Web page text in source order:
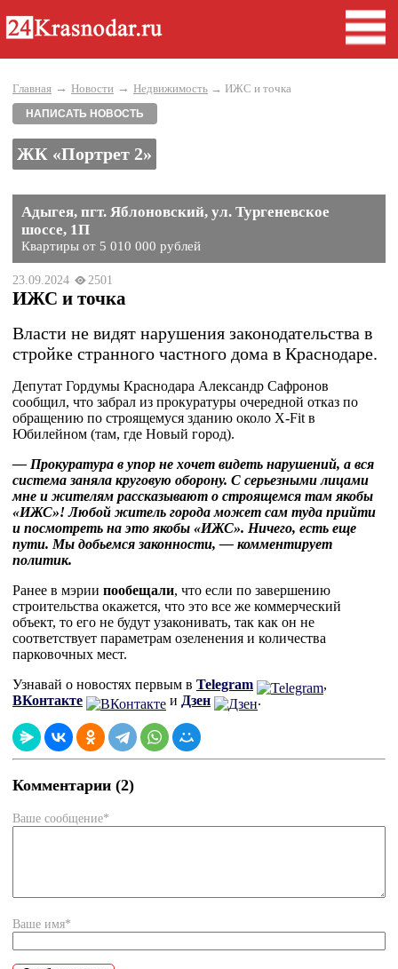
Главная → Новости → Недвижимость → ИЖС и точка
НАПИСАТЬ НОВОСТЬ
ЖК «Портрет 2»
Адыгея, пгт. Яблоновский, ул. Тургеневское
шоссе, 1П
Квартиры от 5 010 000 рублей
23.09.2024 2501
ИЖС и точка
Власти не видят нарушения законодательства в
стройке странного частного дома в Краснодаре.
Депутат Гордумы Краснодара Александр Сафронов
сообщил, что забрал из прокуратуры очередной отказ по
обращению по строящемуся зданию около X-Fit в
Юбилейном (там, где Новый город).
— Прокуратура в упор не хочет видеть нарушений, а вся
система заняла круговую оборону. С серьезными лицами
мне и жителям рассказывают о строящемся там якобы
«ИЖС»! Любой житель города может сам туда прийти
и посмотреть на это якобы «ИЖС». Ничего, есть еще
пути. Мы добьемся законности, — комментирует
политик.
Ранее в мэрии пообещали, что если по завершению
строительства окажется, что это все же коммерческий
объект, то его не будут узаконивать, так как он не
соответствует параметрам озеленения и количества
парковочных мест.
Узнавай о новостях первым в Telegram
,
ВКонтакте
и Дзен .
Комментарии (2)
Ваше сообщение*
Ваше имя*